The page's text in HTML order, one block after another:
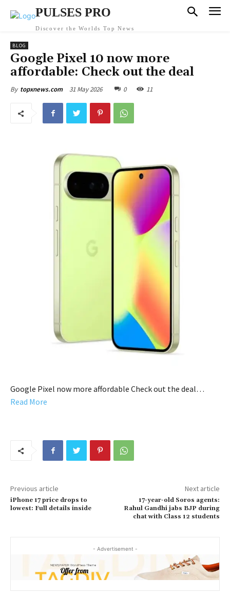
PULSES PRO
Discover the Worlds Top News
BLOG
Google Pixel 10 now more
affordable: Check out the deal
By topxnews.com 31 May 2026 0 11
Google Pixel now more affordable Check out the deal…
Read More
Previous article
iPhone 17 price drops to
lowest: Full details inside
Next article
17-year-old Soros agents:
Rahul Gandhi jabs BJP during
chat with Class 12 students
- Advertisement -